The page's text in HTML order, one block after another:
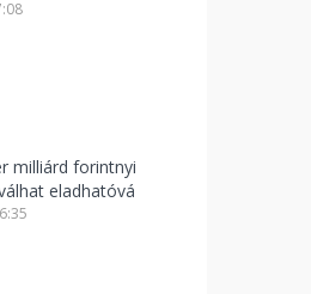
milliárd forintnyi
eladhatóvá